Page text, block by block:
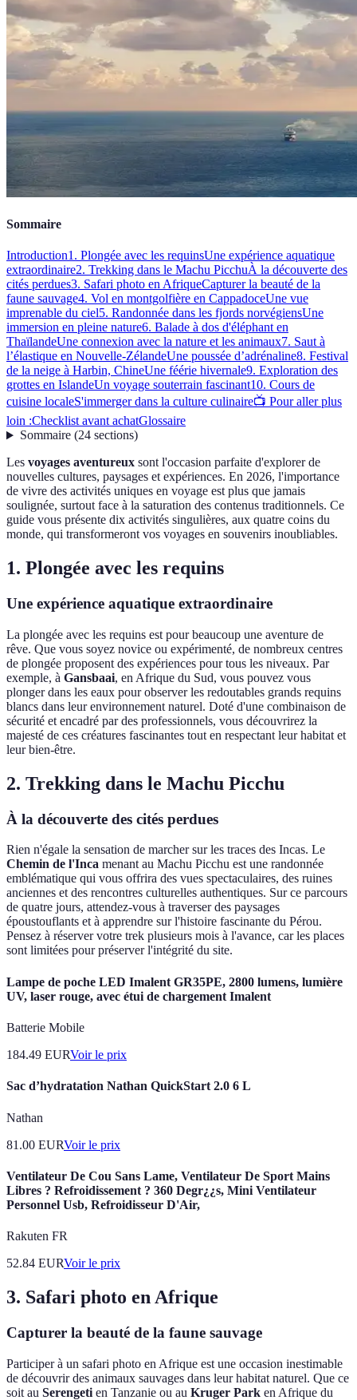
Sommaire
Introduction1. Plongée avec les requinsUne expérience aquatique
extraordinaire2. Trekking dans le Machu PicchuÀ la découverte des
cités perdues3. Safari photo en AfriqueCapturer la beauté de la
faune sauvage4. Vol en montgolfière en CappadoceUne vue
imprenable du ciel5. Randonnée dans les fjords norvégiensUne
immersion en pleine nature6. Balade à dos d'éléphant en
ThaïlandeUne connexion avec la nature et les animaux7. Saut à
l’élastique en Nouvelle-ZélandeUne poussée d’adrénaline8. Festival
de la neige à Harbin, ChineUne féérie hivernale9. Exploration des
grottes en IslandeUn voyage souterrain fascinant10. Cours de
cuisine localeS'immerger dans la culture culinaire📺 Pour aller plus
loin :Checklist avant achatGlossaire
Sommaire(24 sections)
Les voyages aventureux sont l'occasion parfaite d'explorer de
nouvelles cultures, paysages et expériences. En 2026, l'importance
de vivre des activités uniques en voyage est plus que jamais
soulignée, surtout face à la saturation des contenus traditionnels. Ce
guide vous présente dix activités singulières, aux quatre coins du
monde, qui transformeront vos voyages en souvenirs inoubliables.
1. Plongée avec les requins
Une expérience aquatique extraordinaire
La plongée avec les requins est pour beaucoup une aventure de
rêve. Que vous soyez novice ou expérimenté, de nombreux centres
de plongée proposent des expériences pour tous les niveaux. Par
exemple, à Gansbaai, en Afrique du Sud, vous pouvez vous
plonger dans les eaux pour observer les redoutables grands requins
blancs dans leur environnement naturel. Doté d'une combinaison de
sécurité et encadré par des professionnels, vous découvrirez la
majesté de ces créatures fascinantes tout en respectant leur habitat et
leur bien-être.
2. Trekking dans le Machu Picchu
À la découverte des cités perdues
Rien n'égale la sensation de marcher sur les traces des Incas. Le
Chemin de l'Inca menant au Machu Picchu est une randonnée
emblématique qui vous offrira des vues spectaculaires, des ruines
anciennes et des rencontres culturelles authentiques. Sur ce parcours
de quatre jours, attendez-vous à traverser des paysages
époustouflants et à apprendre sur l'histoire fascinante du Pérou.
Pensez à réserver votre trek plusieurs mois à l'avance, car les places
sont limitées pour préserver l'intégrité du site.
Lampe de poche LED Imalent GR35PE, 2800 lumens, lumière
UV, laser rouge, avec étui de chargement Imalent
Batterie Mobile
184.49 EURVoir le prix
Sac d’hydratation Nathan QuickStart 2.0 6 L
Nathan
81.00 EURVoir le prix
Ventilateur De Cou Sans Lame, Ventilateur De Sport Mains
Libres ? Refroidissement ? 360 Degr¿¿s, Mini Ventilateur
Personnel Usb, Refroidisseur D'Air,
Rakuten FR
52.84 EURVoir le prix
3. Safari photo en Afrique
Capturer la beauté de la faune sauvage
Participer à un safari photo en Afrique est une occasion inestimable
de découvrir des animaux sauvages dans leur habitat naturel. Que ce
soit au Serengeti en Tanzanie ou au Kruger Park en Afrique du